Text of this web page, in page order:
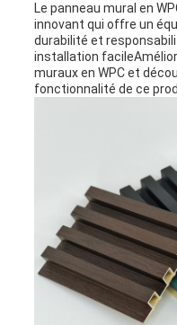
Le panneau mural en
innovant qui offre un
durabilité et
installation
muraux en WPC et
fonctionnalité de ce